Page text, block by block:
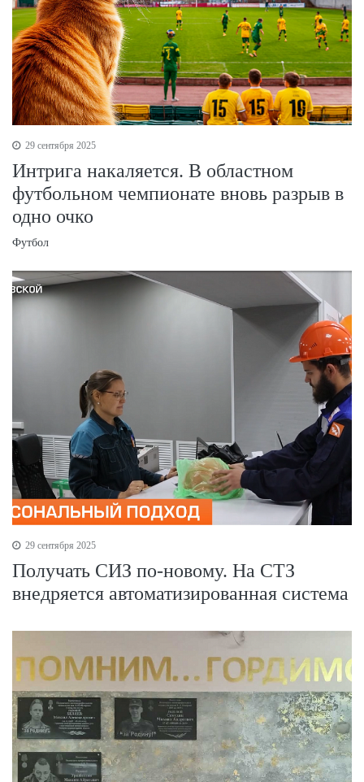
29 сентября 2025
Интрига накаляется. В областном
футбольном чемпионате вновь разрыв в
одно очко
Футбол
29 сентября 2025
Получать СИЗ по-новому. На СТЗ
внедряется автоматизированная система